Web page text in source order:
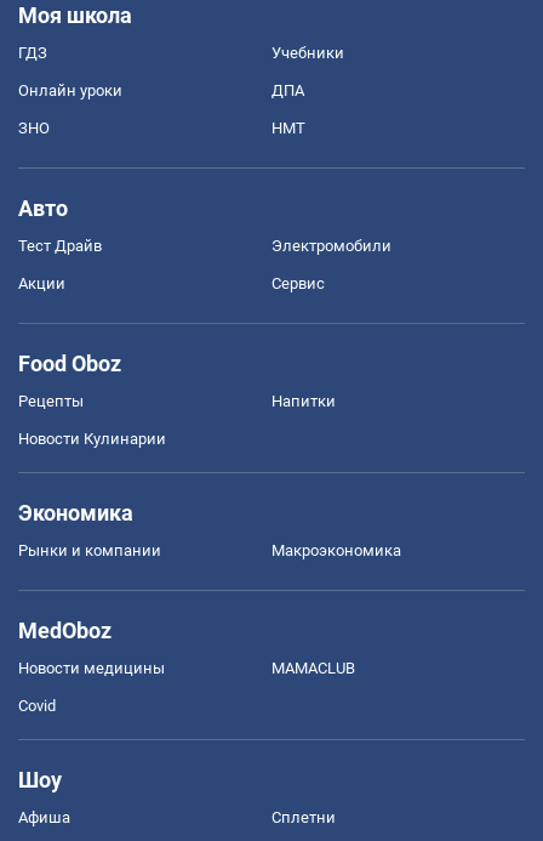
Моя школа
ГДЗ Учебники
Онлайн уроки ДПА
ЗНО НМТ
Авто
Тест Драйв Электромобили
Акции Сервис
Food Oboz
Рецепты Напитки
Новости Кулинарии
Экономика
Рынки и компании Mакроэкономика
MedOboz
Новости медицины MAMACLUB
Covid
Шоу
Афиша Сплетни